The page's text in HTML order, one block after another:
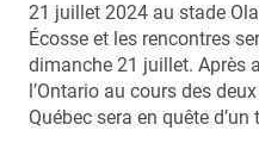
21 juillet 2024 au stade
Écosse et les rencontres
dimanche 21 juillet. Après
l’Ontario au cours des
Québec sera en quête d’un